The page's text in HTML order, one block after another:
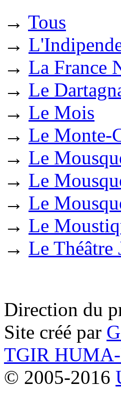
→ Tous
→
→ La France
→ Le
→ Le Mois
→ Le Monte-
→ Le
→ Le
→ Le
→ Le
→ Le Théâtre
Direction du
Site créé par
TGIR
© 2005-2016